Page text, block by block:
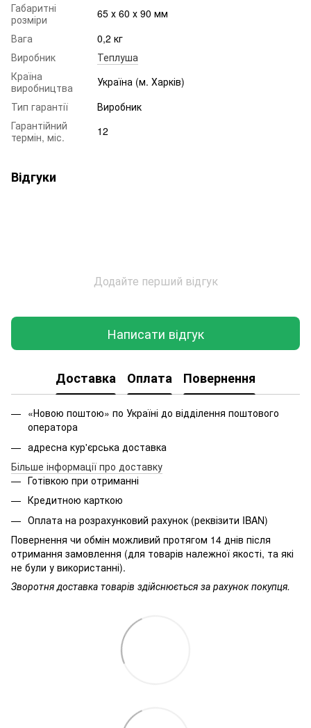
Габаритні
розміри
65 х 60 х 90 мм
Вага
0,2 кг
Виробник
Теплуша
Країна
виробництва
Україна (м. Харків)
Тип гарантії
Виробник
Гарантійний
термін, міс.
12
Відгуки
Додайте перший відгук
Написати відгук
Доставка Оплата Повернення
«Новою поштою» по Україні до відділення поштового
оператора
адресна кур'єрська доставка
Більше інформації про доставку
Готівкою при отриманні
Кредитною карткою
Оплата на розрахунковий рахунок (реквізити IBAN)
Повернення чи обмін можливий протягом 14 днів після
отримання замовлення (для товарів належної якості, та які
не були у використанні).
Зворотня доставка товарів здійснюється за рахунок покупця.